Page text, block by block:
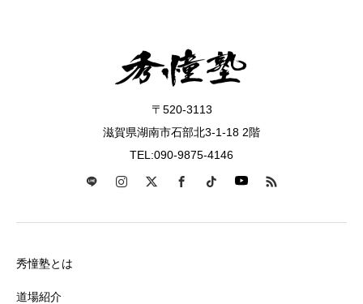
〒520-3113
滋賀県湖南市石部北3-1-18 2階
TEL:090-9875-4146
秀憧塾とは
道場紹介